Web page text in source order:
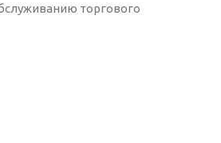
торгового